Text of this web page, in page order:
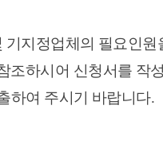
지정업체의 필요인
조하시어 신청서를 작
하여 주시기 바랍니다.